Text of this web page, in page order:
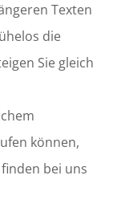
Texten
die
Sie gleich
können,
bei uns